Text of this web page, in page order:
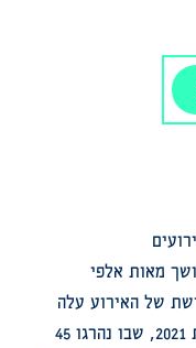
מאות אלפי
של האירוע עלה
ביתר שאת בעקבות "אסון מירון" בשנת 2021, שבו נהרגו 45